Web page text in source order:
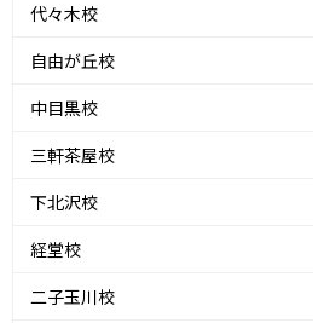
代々木校
自由が丘校
中目黒校
三軒茶屋校
下北沢校
経堂校
二子玉川校